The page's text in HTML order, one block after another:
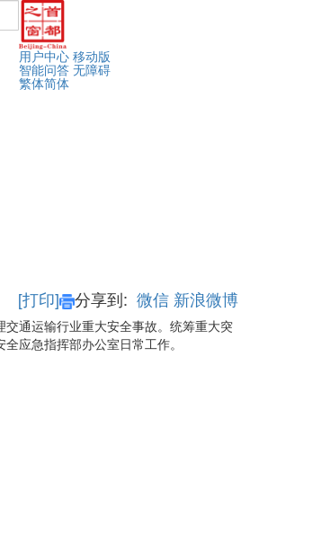
用户中心 移动版
智能问答 无障碍
繁体简体
[打印] 分享到: 微信 新浪微博
通运输行业重大安全事故。统筹重大突
应急指挥部办公室日常工作。